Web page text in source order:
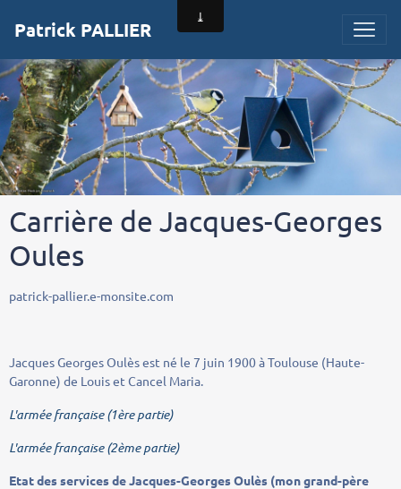
Patrick PALLIER
Carrière de Jacques-Georges
Oules
patrick-pallier.e-monsite.com
Jacques Georges Oulès est né le 7 juin 1900 à Toulouse (Haute-
Garonne) de Louis et Cancel Maria.
L'armée française (1ère partie)
L'armée française (2ème partie)
Etat des services de Jacques-Georges Oulès (mon grand-père